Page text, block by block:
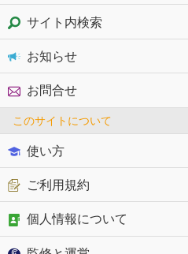
サイト内検索
お知らせ
お問合せ
このサイトについて
使い方
ご利用規約
個人情報について